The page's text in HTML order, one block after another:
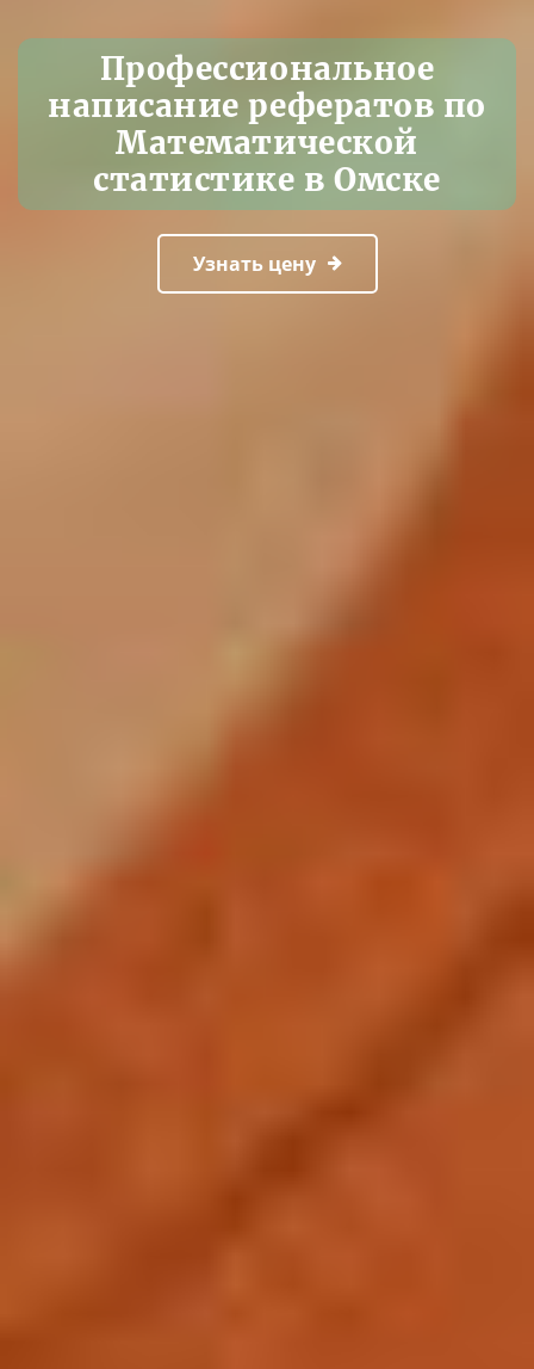
Профессиональное
написание рефератов по
Математической
статистике в Омске
Узнать цену